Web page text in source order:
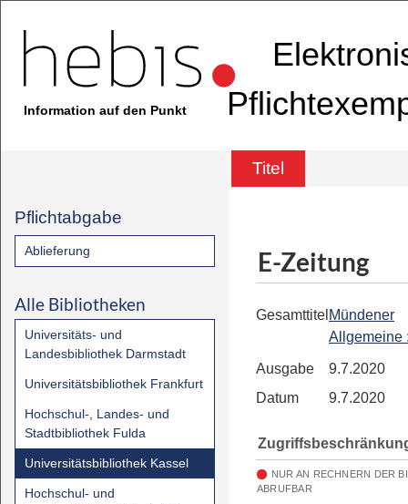
Information auf den Punkt
Titel
Pflichtabgabe
Ablieferung
Alle Bibliotheken
Universitäts- und
Landesbibliothek Darmstadt
Universitätsbibliothek Frankfurt
Hochschul-, Landes- und
Stadtbibliothek Fulda
Universitätsbibliothek Kassel
Hochschul- und
E-Zeitung
Gesamttitel Mündener
Allgemeine
Ausgabe
9.7.2020
Datum
9.7.2020
NUR AN RECHNERN DER
ABRUFBAR